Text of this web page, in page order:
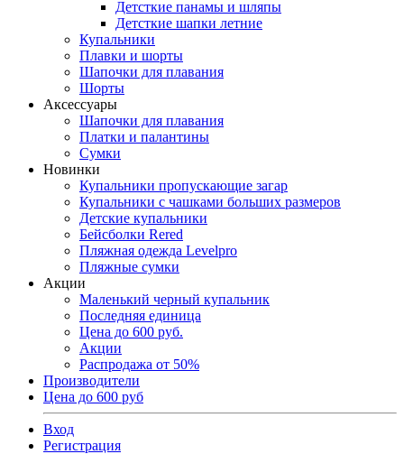
Детсткие панамы и шляпы
Детсткие шапки летние
Купальники
Плавки и шорты
Шапочки для плавания
Шорты
Аксессуары
Шапочки для плавания
Платки и палантины
Сумки
Новинки
Купальники пропускающие загар
Купальники с чашками больших размеров
Детские купальники
Бейсболки Rered
Пляжная одежда Levelpro
Пляжные сумки
Акции
Маленький черный купальник
Последняя единица
Цена до 600 руб.
Акции
Распродажа от 50%
Производители
Цена до 600 руб
Вход
Регистрация